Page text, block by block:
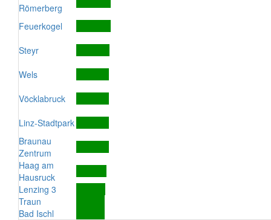
Römerberg
Feuerkogel
Steyr
Wels
Vöcklabruck
Linz-Stadtpark
Braunau
Zentrum
Haag am
Hausruck
Lenzing 3
Traun
Bad Ischl